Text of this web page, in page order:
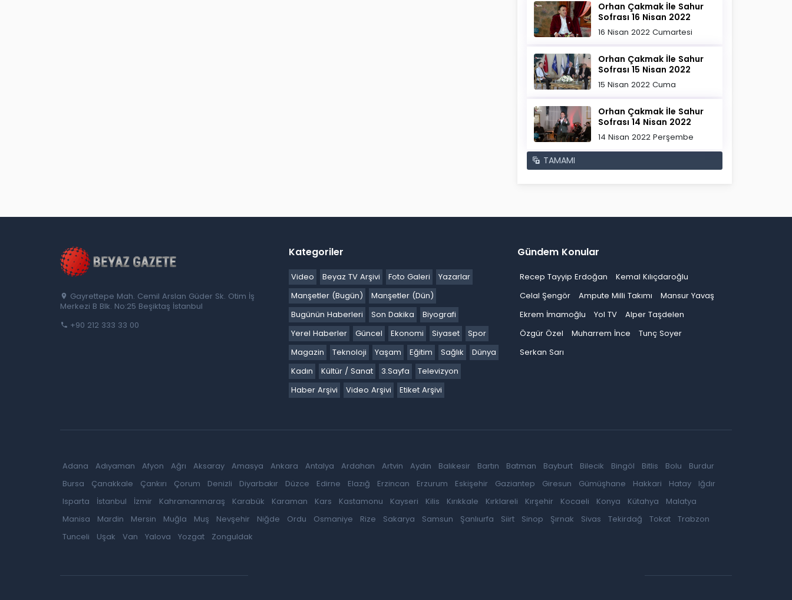
Orhan Çakmak İle Sahur
Sofrası 16 Nisan 2022
16 Nisan 2022 Cumartesi
Orhan Çakmak İle Sahur
Sofrası 15 Nisan 2022
15 Nisan 2022 Cuma
Orhan Çakmak İle Sahur
Sofrası 14 Nisan 2022
14 Nisan 2022 Perşembe
TAMAMI
Gayrettepe Mah. Cemil Arslan Güder Sk. Otim İş
Merkezi B Blk. No:25 Beşiktaş İstanbul
+90 212 333 33 00
Kategoriler
Video Beyaz TV Arşivi Foto Galeri
Yazarlar
Manşetler (Bugün)
Manşetler (Dün)
Bugünün Haberleri
Son Dakika
Biyografi
Yerel Haberler
Güncel Ekonomi Siyaset
Spor
Magazin
Teknoloji Yaşam Eğitim Sağlık
Dünya
Kadın
Kültür / Sanat 3.Sayfa
Televizyon
Haber Arşivi
Video Arşivi Etiket Arşivi
Gündem Konular
Recep Tayyip Erdoğan
Kemal Kılıçdaroğlu
Celal Şengör
Ampute Milli Takımı
Mansur Yavaş
Ekrem İmamoğlu
Yol TV
Alper Taşdelen
Özgür Özel
Muharrem İnce
Tunç Soyer
Serkan Sarı
Adana Adıyaman Afyon Ağrı Aksaray Amasya Ankara Antalya Ardahan Artvin Aydın Balıkesir Bartın Batman Bayburt Bilecik Bingöl Bitlis Bolu
Burdur
Bursa
Çanakkale Çankırı Çorum Denizli Diyarbakır Düzce Edirne Elazığ Erzincan Erzurum Eskişehir Gaziantep Giresun Gümüşhane Hakkari Hatay
Iğdır
Isparta
İstanbul İzmir Kahramanmaraş Karabük Karaman Kars Kastamonu Kayseri Kilis Kırıkkale Kırklareli Kırşehir Kocaeli Konya Kütahya
Malatya
Manisa
Mardin Mersin Muğla Muş Nevşehir Niğde Ordu Osmaniye Rize Sakarya Samsun Şanlıurfa Siirt Sinop Şırnak Sivas Tekirdağ Tokat
Trabzon
Tunceli
Uşak Van Yalova Yozgat Zonguldak